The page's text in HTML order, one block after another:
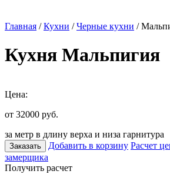
Главная /Кухни /Черные кухни /
Кухня Мальпигия
Цена:
от 32000 руб.
за метр в длину верха и низа гарнитура
Заказать Добавить в корзину Расчет
замерщика
Получить расчет